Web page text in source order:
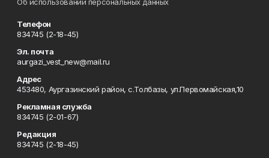
Телефон
834745 (2-18-45)
Эл. почта
aurgazi_vest_new@mail.ru
Адрес
453480, Аургазинский район, с.Толбазы, ул.Первомайская,10
Рекламная служба
834745 (2-01-67)
Редакция
834745 (2-18-45)